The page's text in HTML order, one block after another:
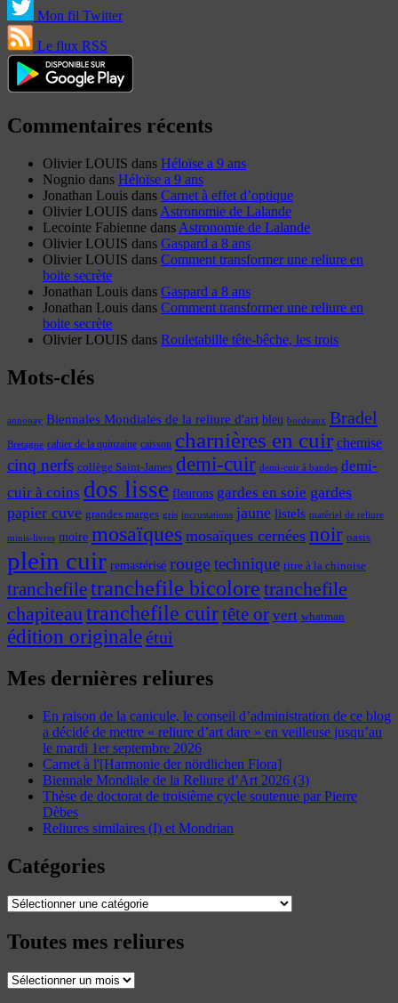
Mon fil Twitter
Le flux RSS
Commentaires récents
Olivier LOUIS dans Héloïse a 9 ans
Nognio dans Héloïse a 9 ans
Jonathan Louis dans Carnet à effet d’optique
Olivier LOUIS dans Astronomie de Lalande
Lecointe Fabienne dans Astronomie de Lalande
Olivier LOUIS dans Gaspard a 8 ans
Olivier LOUIS dans Comment transformer une reliure en
boite secrète
Jonathan Louis dans Gaspard a 8 ans
Jonathan Louis dans Comment transformer une reliure en
boite secrète
Olivier LOUIS dans Rouletabille tête-bêche, les trois
Mots-clés
annonay Biennales Mondiales de la reliure d'art bleu bordeaux Bradel
Bretagne cahier de la quinzaine caisson charnières en cuir chemise
cinq nerfs collège Saint-James demi-cuir demi-cuir à bandes demi-
cuir à coins dos lisse fleurons gardes en soie gardes
papier cuve grandes marges gris incrustations jaune listels matériel de reliure
minis-livres moire mosaïques mosaïques cernées noir oasis
plein cuir remastérisé rougetechnique titre à la chinoise
tranchefiletranchefile bicolore tranchefile
chapiteau tranchefile cuirtête or vert whatman
édition originaleétui
Mes dernières reliures
En raison de la canicule, le conseil d’administration de ce blog
a décidé de mettre « reliure d’art dare » en veilleuse jusqu’au
le mardi 1er septembre 2026
Carnet à l'[Harmonie der nördlichen Flora]
Biennale Mondiale de la Reliure d’Art 2026 (3)
Thèse de doctorat de troisième cycle soutenue par Pierre
Dèbes
Reliures similaires (I) et Mondrian
Catégories
Catégories
Toutes mes reliures
Toutes